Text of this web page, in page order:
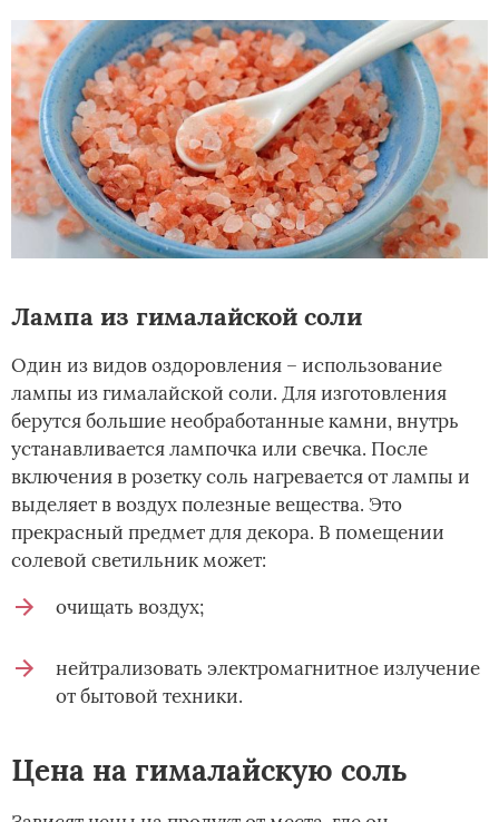
Лампа из гималайской соли
Один из видов оздоровления – использование
лампы из гималайской соли. Для изготовления
берутся большие необработанные камни, внутрь
устанавливается лампочка или свечка. После
включения в розетку соль нагревается от лампы и
выделяет в воздух полезные вещества. Это
прекрасный предмет для декора. В помещении
солевой светильник может:
очищать воздух;
нейтрализовать электромагнитное излучение
от бытовой техники.
Цена на гималайскую соль